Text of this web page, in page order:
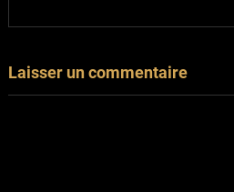
Laisser un commentaire